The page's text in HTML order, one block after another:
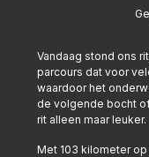
Vandaag stond ons
parcours dat voor
waardoor het
de volgende bocht
rit alleen maar leuker.
Met 103 kilometer